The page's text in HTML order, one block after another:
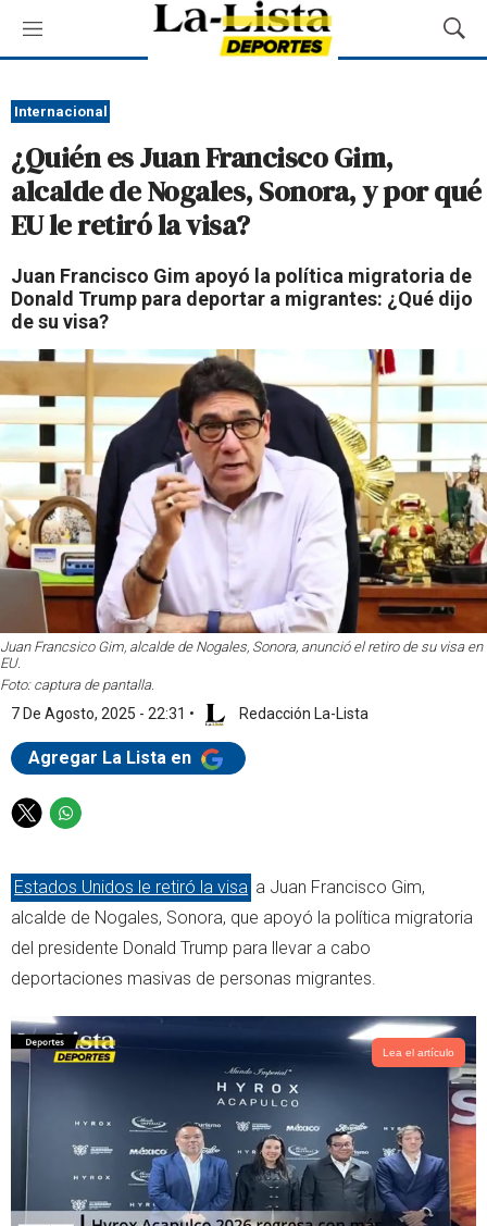
M
e
ú
M
o
B
q
u
e
Internacional
¿Quién es Juan Francisco Gim,
alcalde de Nogales, Sonora, y por qué
EU le retiró la visa?
Juan Francisco Gim apoyó la política migratoria de
Donald Trump para deportar a migrantes: ¿Qué dijo
de su visa?
Juan Francsico Gim, alcalde de Nogales, Sonora, anunció el retiro de su visa en
EU.
Foto: captura de pantalla.
7 De Agosto, 2025 - 22:31 • Redacción La-Lista
Agregar La Lista en
T
i
t
t
e
r
W
a
t
s
a
p
p
Estados Unidos le retiró la visa a Juan Francisco Gim,
alcalde de Nogales, Sonora, que apoyó la política migratoria
del presidente Donald Trump para llevar a cabo
deportaciones masivas de personas migrantes.
Lea el artículo